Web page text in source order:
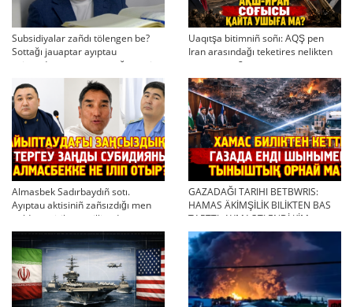
Subsidiyalar zañdı tölengen be?
Sottağı jauaptar ayıptau
twjırımdarın qayta qarauğa negiz
bola ala ma?
Uaqıtşa bitimniñ soñı: AQŞ pen
Iran arasındağı teketires nelikten
qayta uşıqtı?
Almasbek Sadırbaydıñ sotı.
Ayıptau aktisiniñ zañsızdığı men
qoldan ösirilgen milliondar
GAZADAĞI TARIHI BETBWRIS:
HAMAS ÄKİMŞİLİK BILİKTEN BAS
TARTTI. AYMAQTI ENDİ KİM
BASQARADI?